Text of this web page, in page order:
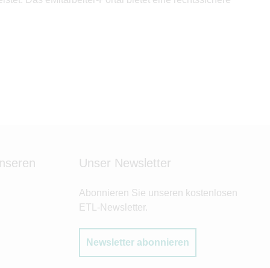
Unser Newsletter
Abonnieren Sie unseren kostenlosen
ETL-Newsletter.
Newsletter abonnieren